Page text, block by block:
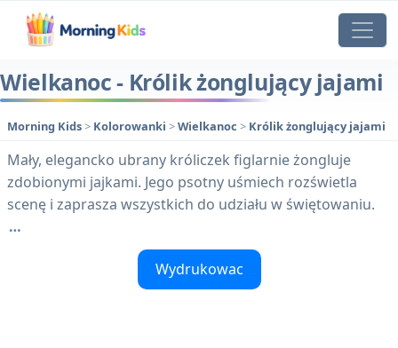
Wielkanoc - Królik żonglujący jajami
Morning Kids> Kolorowanki >Wielkanoc > Królik żonglujący jajami
Mały, elegancko ubrany króliczek figlarnie żongluje
zdobionymi jajkami. Jego psotny uśmiech rozświetla
scenę i zaprasza wszystkich do udziału w świętowaniu.
…
Wydrukowac